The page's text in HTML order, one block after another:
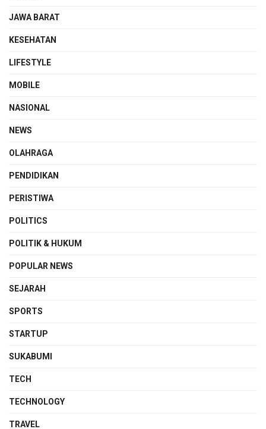
JAWA BARAT
KESEHATAN
LIFESTYLE
MOBILE
NASIONAL
NEWS
OLAHRAGA
PENDIDIKAN
PERISTIWA
POLITICS
POLITIK & HUKUM
POPULAR NEWS
SEJARAH
SPORTS
STARTUP
SUKABUMI
TECH
TECHNOLOGY
TRAVEL